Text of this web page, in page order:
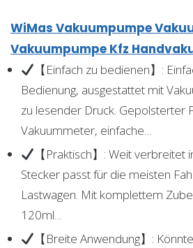
WiMas Vakuumpumpe
Vakuumpumpe Kfz
【Einfach zu bedienen】:
Bedienung, ausgestattet mit
zu lesender Druck. Gepolsterter
Vakuummeter, einfache…
【Praktisch】: Weit verbreitet
Stecker passt für die meisten
Lastwagen. Mit komplettem
120ml…
【Breite Anwendung】: